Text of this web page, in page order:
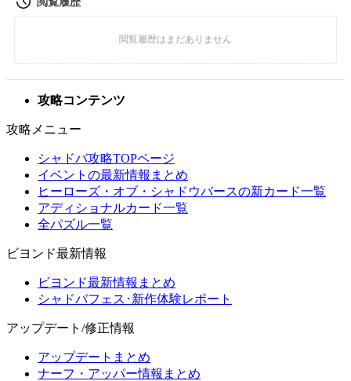
攻略コンテンツ
攻略メニュー
シャドバ攻略TOPページ
イベントの最新情報まとめ
ヒーローズ・オブ・シャドウバースの新カード一覧
アディショナルカード一覧
全パズル一覧
ビヨンド最新情報
ビヨンド最新情報まとめ
シャドバフェス･新作体験レポート
アップデート/修正情報
アップデートまとめ
ナーフ・アッパー情報まとめ